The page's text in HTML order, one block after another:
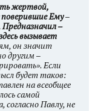
жертвой,
Ему–
Предназначил –
вызывает
он значит
другим –
Если
будет таков:
на всеобщее
самой
Павлу, не